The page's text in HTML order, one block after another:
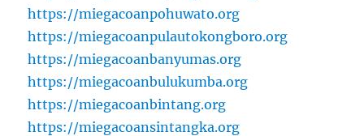
https://miegacoanpohuwato.org
https://miegacoanpulautokongboro.org
https://miegacoanbanyumas.org
https://miegacoanbulukumba.org
https://miegacoanbintang.org
https://miegacoansintangka.org